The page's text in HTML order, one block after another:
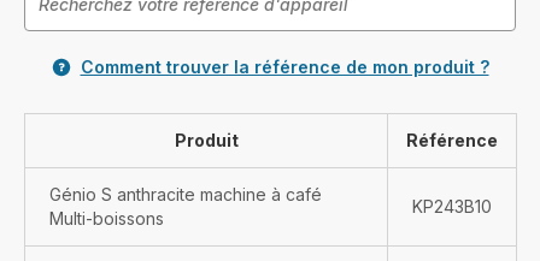
Comment trouver la référence de mon produit ?
Produit Référence
Génio S anthracite machine à café
Multi-boissons
KP243B10